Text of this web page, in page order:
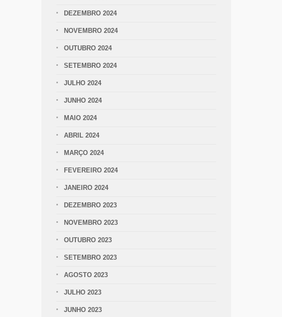
DEZEMBRO 2024
NOVEMBRO 2024
OUTUBRO 2024
SETEMBRO 2024
JULHO 2024
JUNHO 2024
MAIO 2024
ABRIL 2024
MARÇO 2024
FEVEREIRO 2024
JANEIRO 2024
DEZEMBRO 2023
NOVEMBRO 2023
OUTUBRO 2023
SETEMBRO 2023
AGOSTO 2023
JULHO 2023
JUNHO 2023